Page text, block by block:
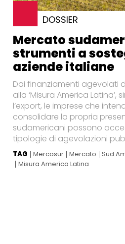
DOSSIER
Mercato
strumenti a
aziende italiane
Dai finanziamenti agevolati
alla ‘Misura America
l’export, le imprese che
consolidare la propria
sudamericani possono
tipologie di agevolazioni
TAG Mercosur Mercato
Sud
Misura America Latina